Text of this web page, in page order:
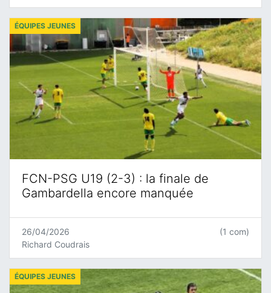
FCN-PSG U19 (2-3) : la finale de
Gambardella encore manquée
ÉQUIPES JEUNES
26/04/2026
Richard Coudrais
(1 com)
ÉQUIPES JEUNES